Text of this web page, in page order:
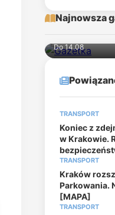
Najnowsza
Do 14.08
TRANSPORT
Koniec z
w Krakowie.
TRANSPORT
Kraków
Parkowania.
[MAPA]
TRANSPORT